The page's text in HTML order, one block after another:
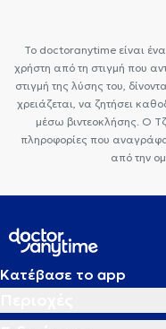
επαγγελματικού
Το doctoranytime είναι
χρήστη από τη στιγμή που
στιγμή της λύσης του,
χρειάζεται, να ζητήσει
μέσω βιντεοκλήσης. Ο
πληροφορίες που
από την
Κατέβασε το app